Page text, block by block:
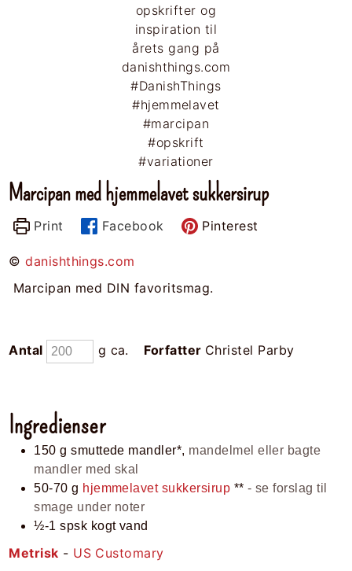
Marcipan med hjemmelavet sukkersirup
Print Facebook Pinterest
©danishthings.com
Marcipan med DIN favoritsmag.
Antal g ca. Forfatter Christel Parby
Ingredienser
150 g smuttede mandler*, mandelmel eller bagte
mandler med skal
50-70 g hjemmelavet sukkersirup ** - se forslag til
smage under noter
½-1 spsk kogt vand
Metrisk - US Customary